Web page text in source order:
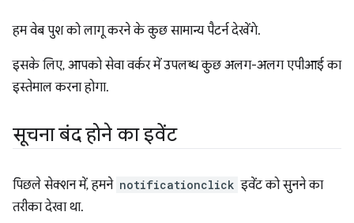
हम वेब पुश को लागू करने के कुछ सामान्य पैटर्न देखेंगे.
इसके लिए, आपको सेवा वर्कर में उपलब्ध कुछ अलग-अलग एपीआई का
इस्तेमाल करना होगा.
सूचना बंद होने का इवेंट
पिछले सेक्शन में, हमने notificationclick इवेंट को सुनने का
तरीका देखा था.